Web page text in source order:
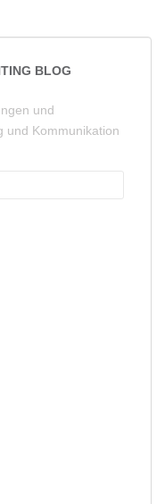
BLOG
und
und Kommunikation